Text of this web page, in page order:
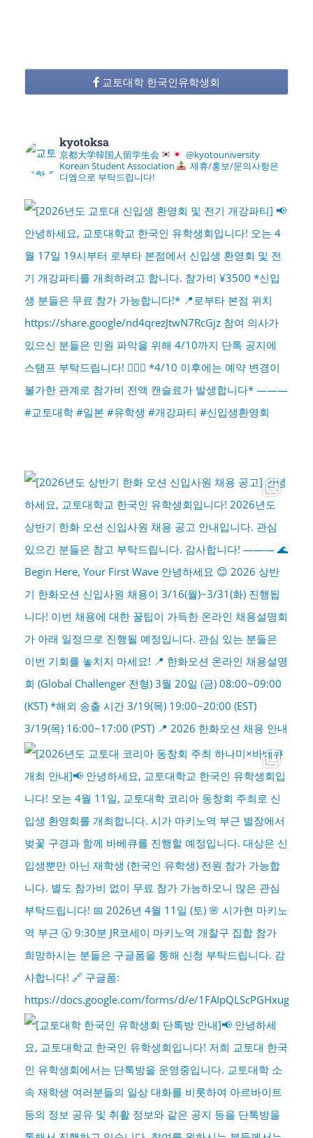
교토대학 한국인유학생회
kyotoksa
京都大学韓国人留学生会
@kyotouniversity
Korean Student Association
제휴/홍보/문의사항은
디엠으로 부탁드립니다!